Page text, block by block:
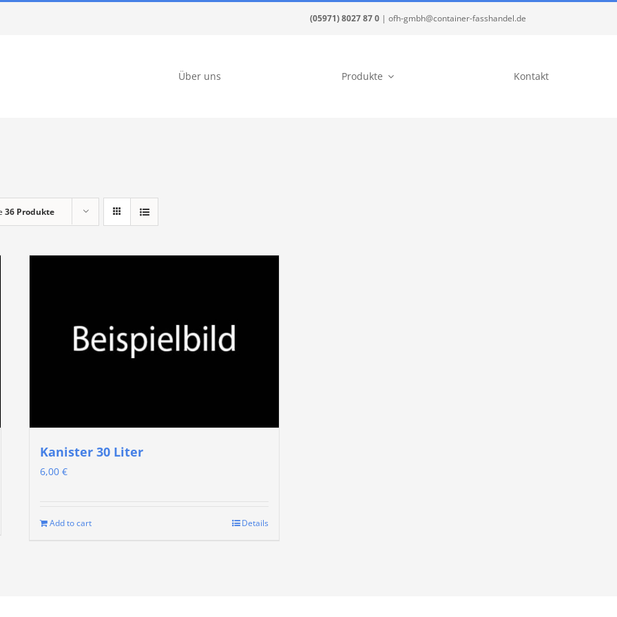
(05971) 8027 87 0 | ofh-gmbh@container-fasshandel.de
Über uns Produkte Kontakt
36 Produkte
Kanister 30 Liter
6,00€
Add to cart Details